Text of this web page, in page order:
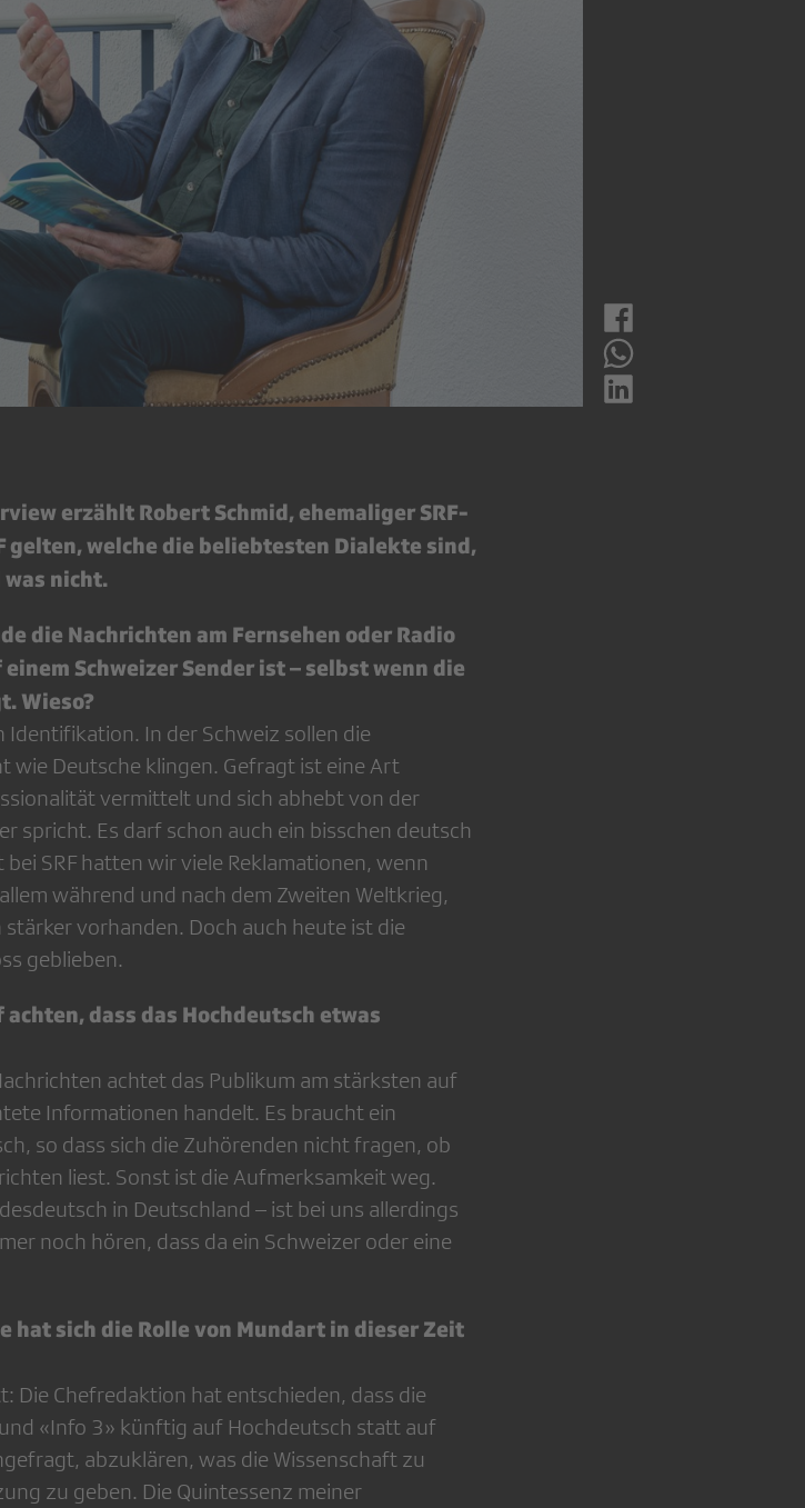
erzählt Robert Schmid, ehemaliger SRF-
gelten, welche die beliebtesten Dialekte sind,
was nicht.
die Nachrichten am Fernsehen oder Radio
Schweizer Sender ist – selbst wenn die
Wieso?
Identifikation. In der Schweiz sollen die
wie Deutsche klingen. Gefragt ist eine Art
vermittelt und sich abhebt von der
spricht. Es darf schon auch ein bisschen deutsch
SRF hatten wir viele Reklamationen, wenn
während und nach dem Zweiten Weltkrieg,
vorhanden. Doch auch heute ist die
geblieben.
dass das Hochdeutsch etwas
achtet das Publikum am stärksten auf
Informationen handelt. Es braucht ein
so dass sich die Zuhörenden nicht fragen, ob
liest. Sonst ist die Aufmerksamkeit weg.
in Deutschland – ist bei uns allerdings
noch hören, dass da ein Schweizer oder eine
hat sich die Rolle von Mundart in dieser Zeit
Die Chefredaktion hat entschieden, dass die
«Info 3» künftig auf Hochdeutsch statt auf
abzuklären, was die Wissenschaft zu
zu geben. Die Quintessenz meiner